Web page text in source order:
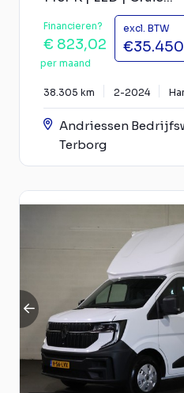
Financieren?
€ 823,02
per maand
excl. BTW
€35.450
38.305 km 2-2024
Andriessen
Terborg